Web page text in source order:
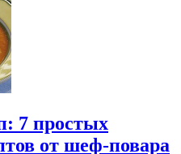
7 простых
от шеф-повара